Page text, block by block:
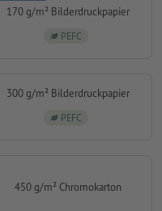
170 g/m² Bilderdruckpapier
PEFC
300 g/m² Bilderdruckpapier
PEFC
450 g/m² Chromokarton